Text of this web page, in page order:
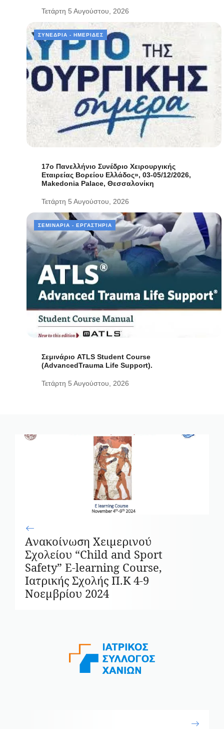
Τετάρτη 5 Αυγούστου, 2026
ΣΥΝΈΔΡΙΑ - ΗΜΕΡΊΔΕΣ
17ο Πανελλήνιο Συνέδριο Χειρουργικής
Εταιρείας Βορείου Ελλάδος», 03-05/12/2026,
Makedonia Palace, Θεσσαλονίκη
Τετάρτη 5 Αυγούστου, 2026
ΣΕΜΙΝΆΡΙΑ - ΕΡΓΑΣΤΉΡΙΑ
Σεμινάριο ATLS Student Course
(AdvancedTrauma Life Support).
Τετάρτη 5 Αυγούστου, 2026
Ανακοίνωση Χειμερινού
Σχολείου “Child and Sport
Safety” E-learning Course,
Ιατρικής Σχολής Π.Κ 4-9
Νοεμβρίου 2024